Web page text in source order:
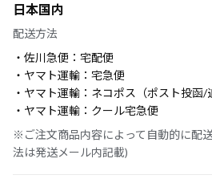
日本国内
配送方法
・佐川急便：宅配便
・ヤマト運輸：宅急便
・ヤマト運輸：ネコポス（ポスト投函/
・ヤマト運輸：クール宅急便
※ご注文商品内容によって自動的に配
法は発送メール内記載)